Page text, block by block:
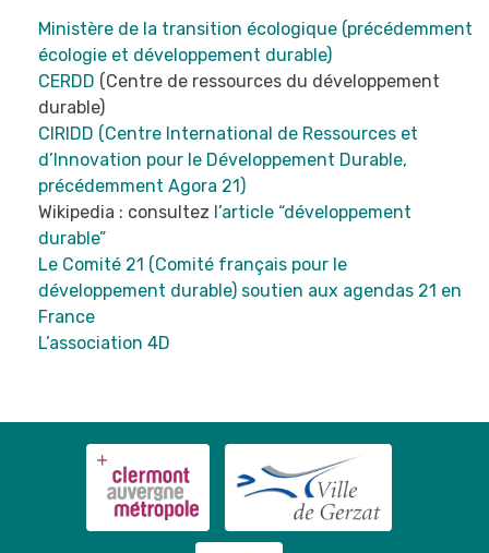
Ministère de la transition écologique (précédemment
écologie et développement durable)
CERDD (Centre de ressources du développement
durable)
CIRIDD (Centre International de Ressources et
d’Innovation pour le Développement Durable,
précédemment Agora 21)
Wikipedia : consultez l’article “développement
durable”
Le Comité 21 (Comité français pour le
développement durable) soutien aux agendas 21 en
France
L’association 4D